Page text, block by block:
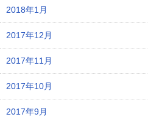
2018年1月
2017年12月
2017年11月
2017年10月
2017年9月